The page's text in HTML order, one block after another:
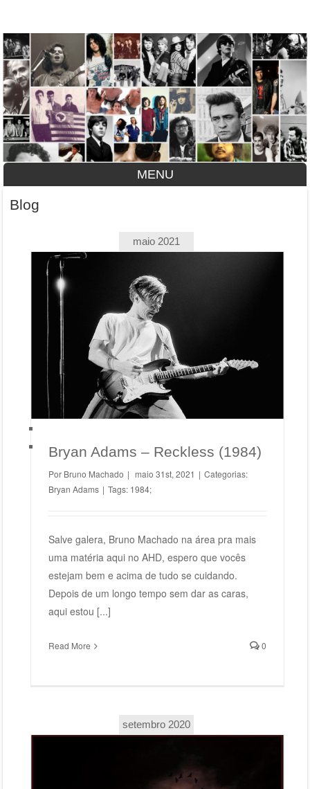
A História do Disco
MENU
Blog
maio 2021
Bryan Adams – Reckless (1984)
Bryan Adams
Bryan Adams – Reckless (1984)
Por Bruno Machado | maio 31st, 2021 | Categorias:
Bryan Adams | Tags: 1984;
Salve galera, Bruno Machado na área pra mais
uma matéria aqui no AHD, espero que vocês
estejam bem e acima de tudo se cuidando.
Depois de um longo tempo sem dar as caras,
aqui estou [...]
Read More 0
setembro 2020